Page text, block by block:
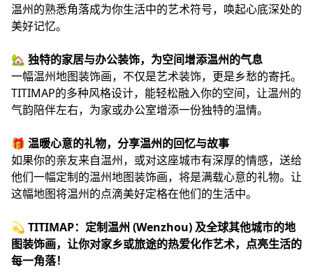
温州的熟悉角落成为你生活中的艺术符号，唤起心底深处的
美好记忆。
🏡 独特的家居与办公装饰，为空间增添温州的气息
一幅温州地图装饰画，不仅是艺术装饰，更是乡愁的寄托。
TITIMAP的多种风格设计，能轻松融入你的空间，让温州的
气韵陪伴左右，为家或办公室增添一份独特的温情。
🎁 温暖心意的礼物，分享温州的回忆与故事
如果你的亲友来自温州，或对这座城市有深厚的情感，送给
他们一幅定制的温州地图装饰画，将是满载心意的礼物。让
这幅地图将温州的点滴美好定格在他们的生活中。
💫 TITIMAP：定制温州 (Wenzhou) 及全球其他城市的地
图装饰画，让你对家乡或旅途的热爱化作艺术，点亮生活的
每一角落！